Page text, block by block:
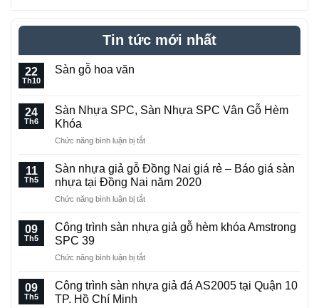
Tin tức mới nhất
22
Th10
Sàn gỗ hoa văn
luận
ở
Sàn
gỗ
24
Th6
Sàn Nhựa SPC, Sàn Nhựa SPC Vân Gỗ Hèm
Khóa
Chức năng bình luận bị tắtở
Nhựa
SPC,
Sàn
Nhựa
Vân
Khóa
11
Th5
Sàn nhựa giả gỗ Đồng Nai giá rẻ – Báo giá sàn
nhựa tại Đồng Nai năm 2020
Chức năng bình luận bị tắtở
giả
Đồng
giá
09
Th5
Công trình sàn nhựa giả gỗ hèm khóa Amstrong
SPC 39
Chức năng bình luận bị tắtở
sàn
09
Th5
Công trình sàn nhựa giả đá AS2005 tại Quận 10
TP. Hồ Chí Minh